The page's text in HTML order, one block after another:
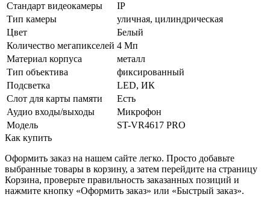
Стандарт видеокамеры
IP
Тип камеры
уличная, цилиндрическая
Цвет
Белый
Количество мегапикселей 4 Мп
Материал корпуса
металл
Тип объектива
фиксированный
Подсветка
LED, ИК
Слот для карты памяти
Есть
Аудио входы/выходы
Микрофон
Модель
ST-VR4617 PRO
Как купить
Оформить заказ на нашем сайте легко. Просто добавьте
выбранные товары в корзину, а затем перейдите на страницу
Корзина, проверьте правильность заказанных позиций и
нажмите кнопку «Оформить заказ» или «Быстрый заказ».